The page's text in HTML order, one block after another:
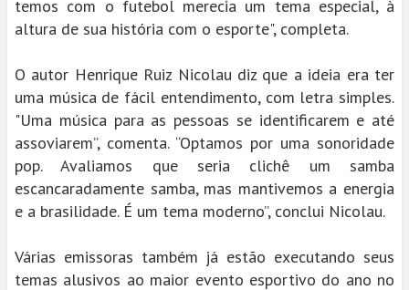
temos com o futebol merecia um tema especial, à
altura de sua história com o esporte", completa.
O autor Henrique Ruiz Nicolau diz que a ideia era ter
uma música de fácil entendimento, com letra simples.
"Uma música para as pessoas se identificarem e até
assoviarem”, comenta. “Optamos por uma sonoridade
pop. Avaliamos que seria clichê um samba
escancaradamente samba, mas mantivemos a energia
e a brasilidade. É um tema moderno”, conclui Nicolau.
Várias emissoras também já estão executando seus
temas alusivos ao maior evento esportivo do ano no